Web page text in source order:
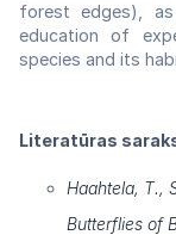
forest edges),
education of
species and its
Literatūras
Haahtela, T.,
Butterflies of